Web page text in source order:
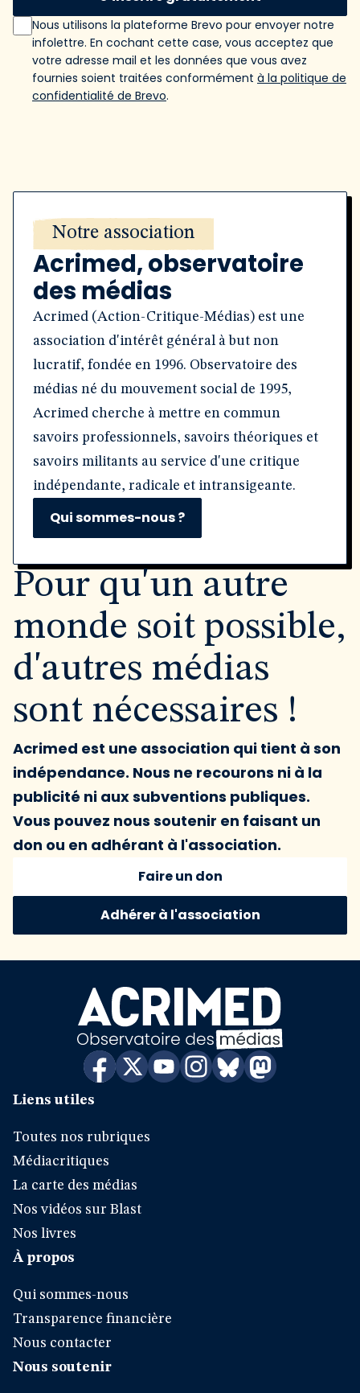
Nous utilisons la plateforme Brevo pour envoyer notre
infolettre. En cochant cette case, vous acceptez que
votre adresse mail et les données que vous avez
fournies soient traitées conformément à la politique de
confidentialité de Brevo.
Notre association
Acrimed, observatoire
des médias
Acrimed (Action-Critique-Médias) est une
association d'intérêt général à but non
lucratif, fondée en 1996. Observatoire des
médias né du mouvement social de 1995,
Acrimed cherche à mettre en commun
savoirs professionnels, savoirs théoriques et
savoirs militants au service d'une critique
indépendante, radicale et intransigeante.
Qui sommes-nous ?
Pour qu'un autre
monde soit possible,
d'autres médias
sont nécessaires !
Acrimed est une association qui tient à son
indépendance. Nous ne recourons ni à la
publicité ni aux subventions publiques.
Vous pouvez nous soutenir en faisant un
don ou en adhérant à l'association.
Faire un don
Adhérer à l'association
Liens utiles
Toutes nos rubriques
Médiacritiques
La carte des médias
Nos vidéos sur Blast
Nos livres
À propos
Qui sommes-nous
Transparence financière
Nous contacter
Nous soutenir